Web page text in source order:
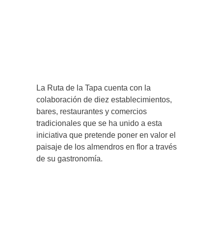
La Ruta de la Tapa cuenta con la
colaboración de diez establecimientos,
bares, restaurantes y comercios
tradicionales que se ha unido a esta
iniciativa que pretende poner en valor el
paisaje de los almendros en flor a través
de su gastronomía.